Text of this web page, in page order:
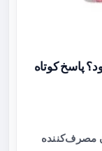
پاسخ کوتاه
مصرف‌کننده